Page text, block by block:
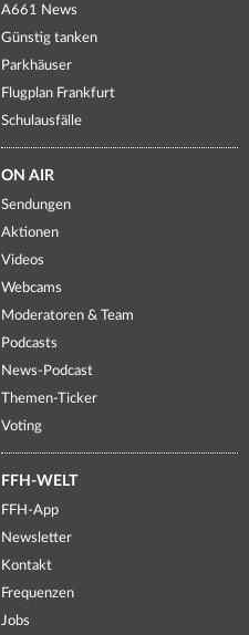
A661 News
Günstig tanken
Parkhäuser
Flugplan Frankfurt
Schulausfälle
ON AIR
Sendungen
Aktionen
Videos
Webcams
Moderatoren & Team
Podcasts
News-Podcast
Themen-Ticker
Voting
FFH-WELT
FFH-App
Newsletter
Kontakt
Frequenzen
Jobs